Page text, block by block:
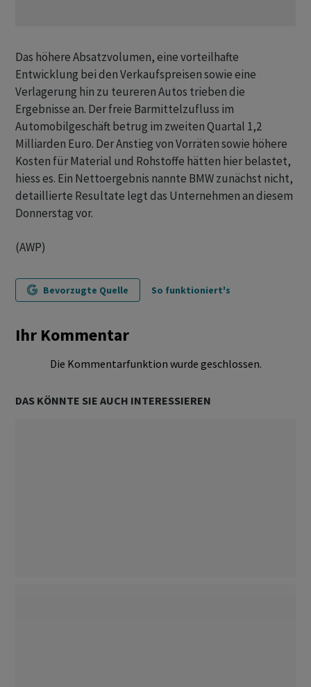
Das höhere Absatzvolumen, eine vorteilhafte
Entwicklung bei den Verkaufspreisen sowie eine
Verlagerung hin zu teureren Autos trieben die
Ergebnisse an. Der freie Barmittelzufluss im
Automobilgeschäft betrug im zweiten Quartal 1,2
Milliarden Euro. Der Anstieg von Vorräten sowie höhere
Kosten für Material und Rohstoffe hätten hier belastet,
hiess es. Ein Nettoergebnis nannte BMW zunächst nicht,
detaillierte Resultate legt das Unternehmen an diesem
Donnerstag vor.
(AWP)
Bevorzugte Quelle So funktioniert's
Ihr Kommentar
Die Kommentarfunktion wurde geschlossen.
DAS KÖNNTE SIE AUCH INTERESSIEREN